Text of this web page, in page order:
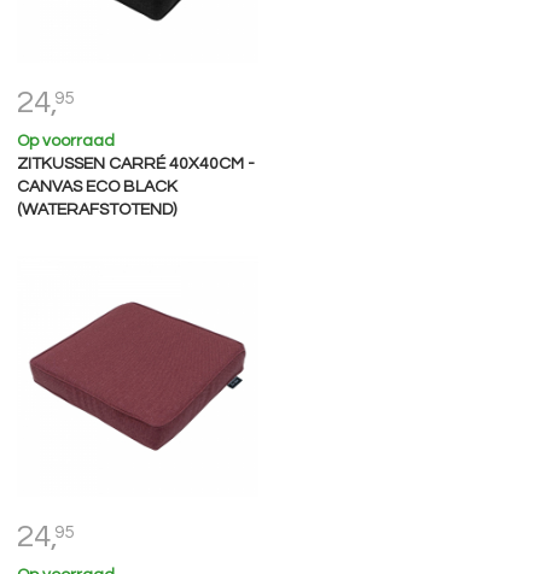
24,95
Op voorraad
ZITKUSSEN CARRÉ 40X40CM -
CANVAS ECO BLACK
(WATERAFSTOTEND)
24,95